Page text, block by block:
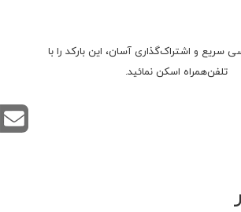
و اشتراک‌گذاری آسان، این بارکد را با
تلفن‌همراه اسکن نمائید.